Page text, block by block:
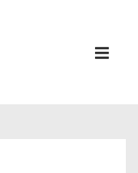
Hoofd